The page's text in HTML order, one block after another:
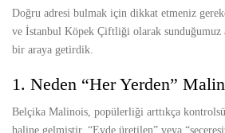
Doğru adresi bulmak için dikkat etmeniz
ve İstanbul Köpek Çiftliği olarak sunduğumuz
bir araya getirdik.
1. Neden “Her Yerden”
Belçika Malinois, popülerliği arttıkça
haline gelmiştir. “Evde üretilen” veya